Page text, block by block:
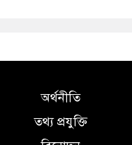
অর্থনীতি
তথ্য প্রযুক্তি